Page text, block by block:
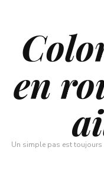
en
Un simple pas est